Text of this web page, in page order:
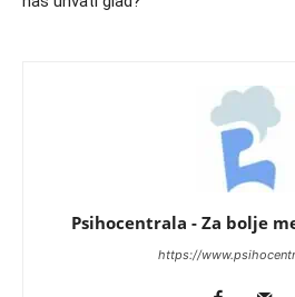
Psihocentrala - Za bolje
https://